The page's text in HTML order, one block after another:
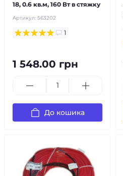
18, 0.6 кв.м, 160 Вт в стяжку
Артикул: 563202
1
1 548.00 грн
До кошика